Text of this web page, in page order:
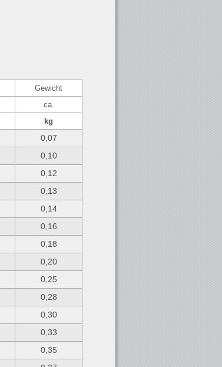
Gewicht
ca.
kg
0,07
0,10
0,12
0,13
0,14
0,16
0,18
0,20
0,25
0,28
0,30
0,33
0,35